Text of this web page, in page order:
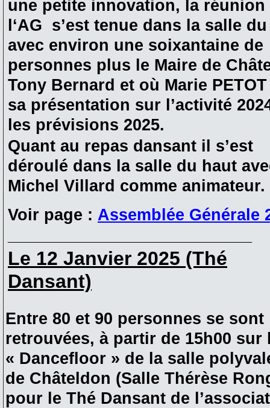
une petite innovation, la réunion
l‘AG s’est tenue dans la salle
avec environ une soixantaine de
personnes plus le Maire de
Tony Bernard et où Marie
sa présentation sur l’activité
les prévisions 2025.
Quant au repas dansant il s’est
déroulé dans la salle du haut
Michel Villard comme animateur.
Voir page : Assemblée Générale
Le 12 Janvier 2025 (Thé
Dansant)
Entre 80 et 90 personnes se sont
retrouvées, à partir de 15h00 sur
« Dancefloor » de la salle
de Châteldon (Salle Thérèse
pour le Thé Dansant de